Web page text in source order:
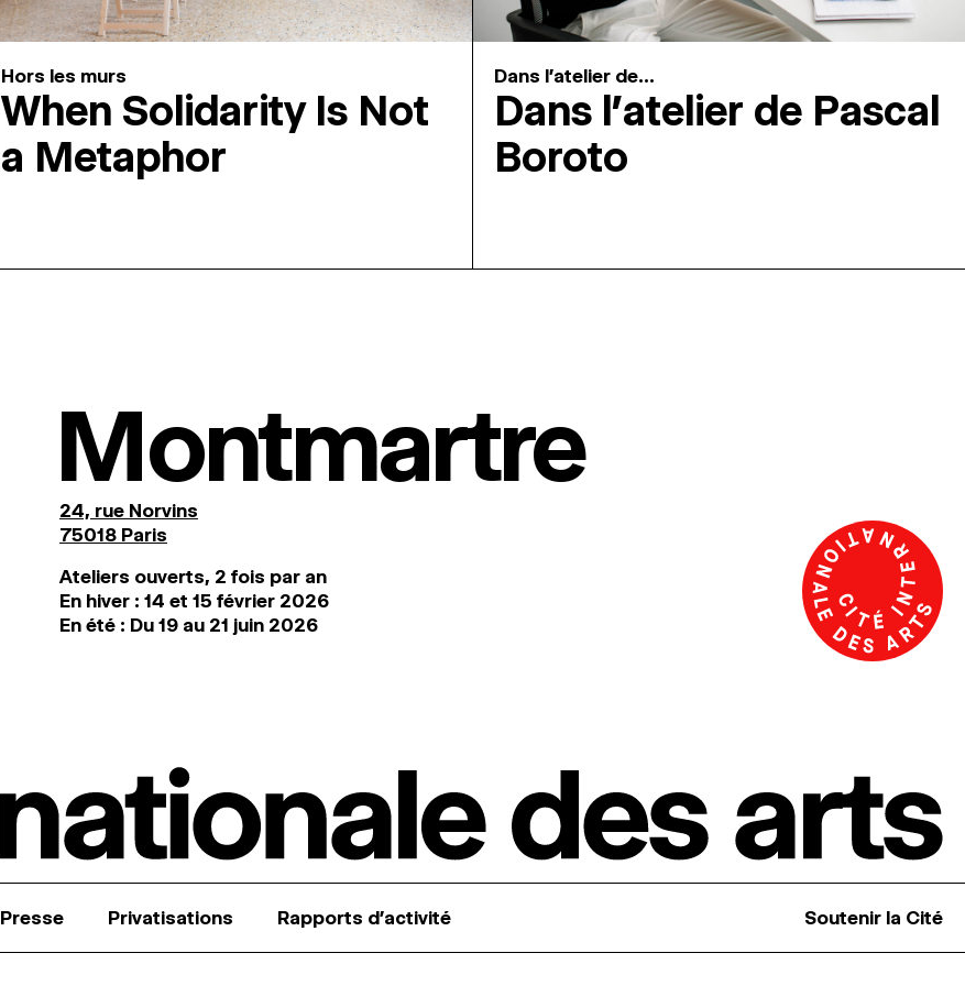
Hors les murs
When Solidarity Is Not
a Metaphor
Dans l'atelier de...
Dans l’atelier de Pascal
Boroto
Montmartre
24, rue Norvins
75018 Paris
Ateliers ouverts, 2 fois par an
En hiver : 14 et 15 février 2026
En été : Du 19 au 21 juin 2026
Presse Privatisations Rapports d’activité Soutenir la Cité